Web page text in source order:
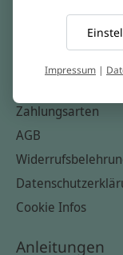
Informationen
Kontakt
Zahlungsarten
AGB
Cookie Infos
Anleitungen
Impressum |